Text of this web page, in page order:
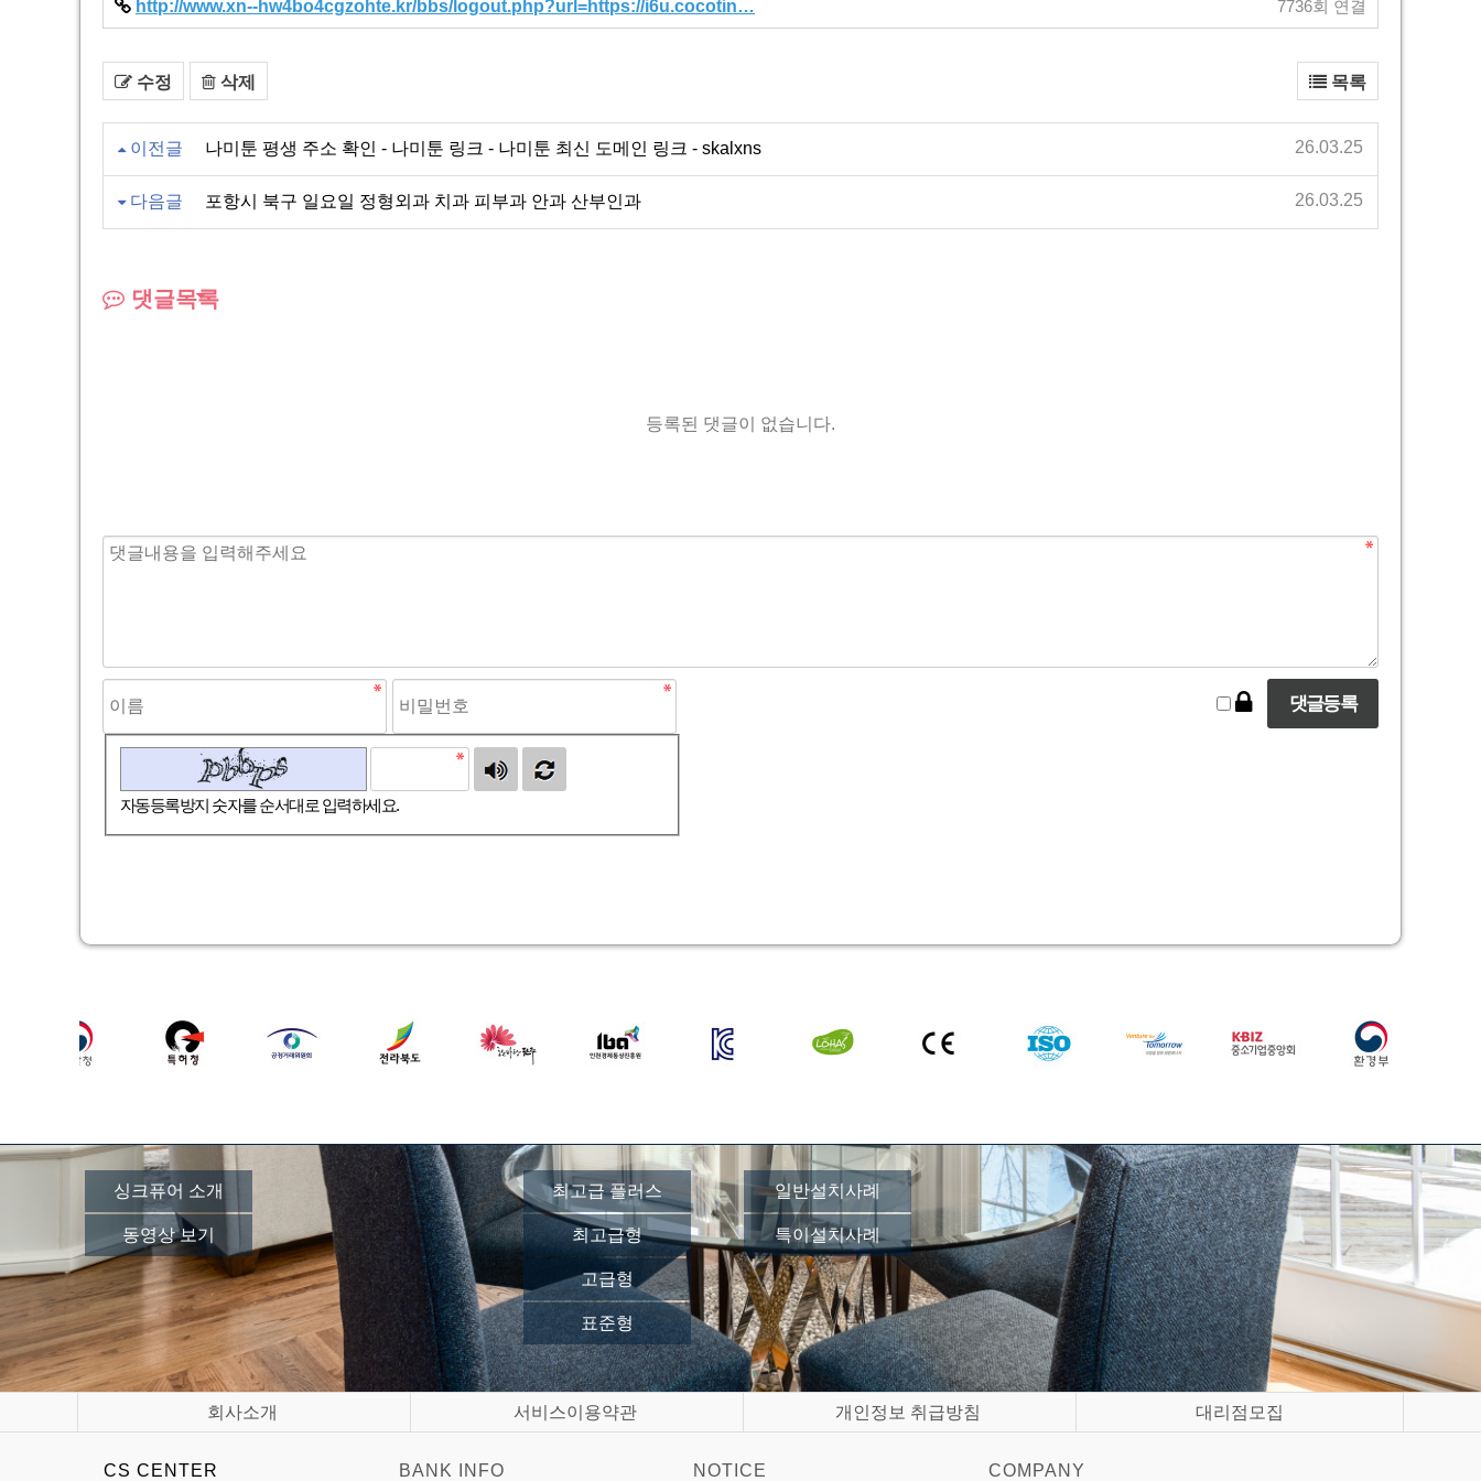
http://www.xn--hw4bo4cgzohte.kr/bbs/logout.php?url=https://i6u.cocotin… 7736회 연결
수정 삭제 목록
이전글 나미툰 평생 주소 확인 - 나미툰 링크 - 나미툰 최신 도메인 링크 - skalxns 26.03.25
다음글 포항시 북구 일요일 정형외과 치과 피부과 안과 산부인과 26.03.25
댓글목록
등록된 댓글이 없습니다.
자동등록방지 숫자를 순서대로 입력하세요.
싱크퓨어 소개
동영상 보기
최고급 플러스
최고급형
고급형
표준형
일반설치사례
특이설치사례
회사소개 서비스이용약관 개인정보 취급방침 대리점모집
CS CENTER BANK INFO NOTICE COMPANY